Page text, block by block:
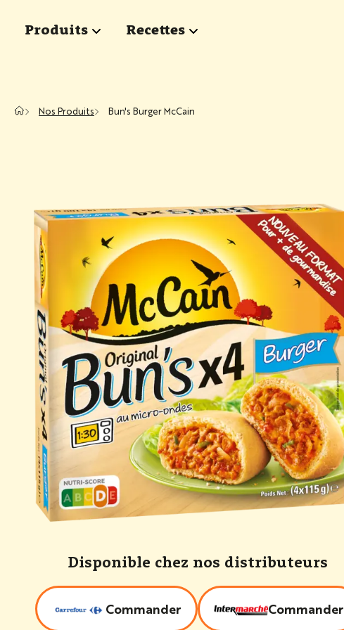
Produits show submenu for "Produits"
Recettes show submenu for "Recettes"
Nos Produits Bun's Burger McCain
Disponible chez nos distributeurs
Commander Commander